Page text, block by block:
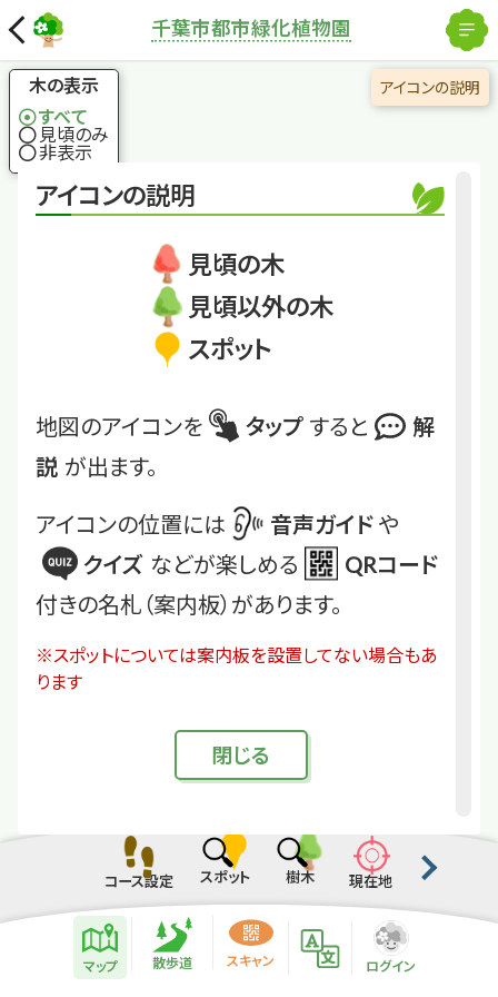
アイコンの説明
見頃の木
見頃以外の木
スポット
地図のアイコンを タップ すると
解
説 が出ます。
アイコンの位置には 音声ガイド や
クイズ などが楽しめる
QRコード
付きの名札（案内板）があります。
※スポットについては案内板を設置してない場合もあ
ります
閉じる
千葉市都市緑化植物園
ノムラモミジ
ノムラモミジ
国土地理院
木の表示
すべて
見頃のみ
非表示
解除
アイコンの説明
コース設定 スポット 樹木 現在地
マップ 散歩道 スキャン ログイン
散歩道紹介ページ
緑地紹介情報